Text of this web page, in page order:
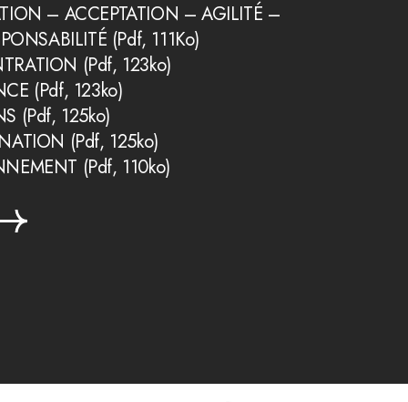
– ACCEPTATION – AGILITÉ –
(Pdf, 111Ko)
(Pdf, 123ko)
(Pdf, 123ko)
(Pdf, 125ko)
(Pdf, 125ko)
(Pdf, 110ko)